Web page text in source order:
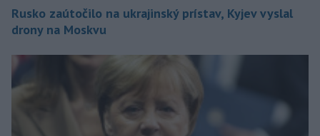
Rusko zaútočilo na ukrajinský prístav, Kyjev vyslal
drony na Moskvu